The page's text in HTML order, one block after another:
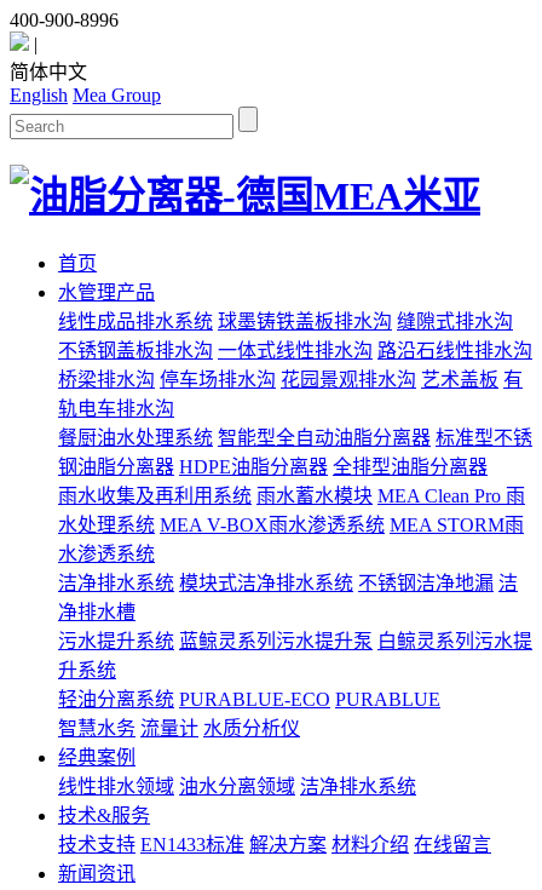
400-900-8996
|
简体中文
English Mea Group
首页
水管理产品
线性成品排水系统 球墨铸铁盖板排水沟 缝隙式排水沟
不锈钢盖板排水沟 一体式线性排水沟 路沿石线性排水沟
桥梁排水沟 停车场排水沟 花园景观排水沟 艺术盖板 有
轨电车排水沟
餐厨油水处理系统 智能型全自动油脂分离器 标准型不锈
钢油脂分离器 HDPE油脂分离器 全排型油脂分离器
雨水收集及再利用系统 雨水蓄水模块 MEA Clean Pro 雨
水处理系统 MEA V-BOX雨水渗透系统 MEA STORM雨
水渗透系统
洁净排水系统 模块式洁净排水系统 不锈钢洁净地漏 洁
净排水槽
污水提升系统 蓝鲸灵系列污水提升泵 白鲸灵系列污水提
升系统
轻油分离系统 PURABLUE-ECO PURABLUE
智慧水务 流量计 水质分析仪
经典案例
线性排水领域 油水分离领域 洁净排水系统
技术&服务
技术支持 EN1433标准 解决方案 材料介绍 在线留言
新闻资讯